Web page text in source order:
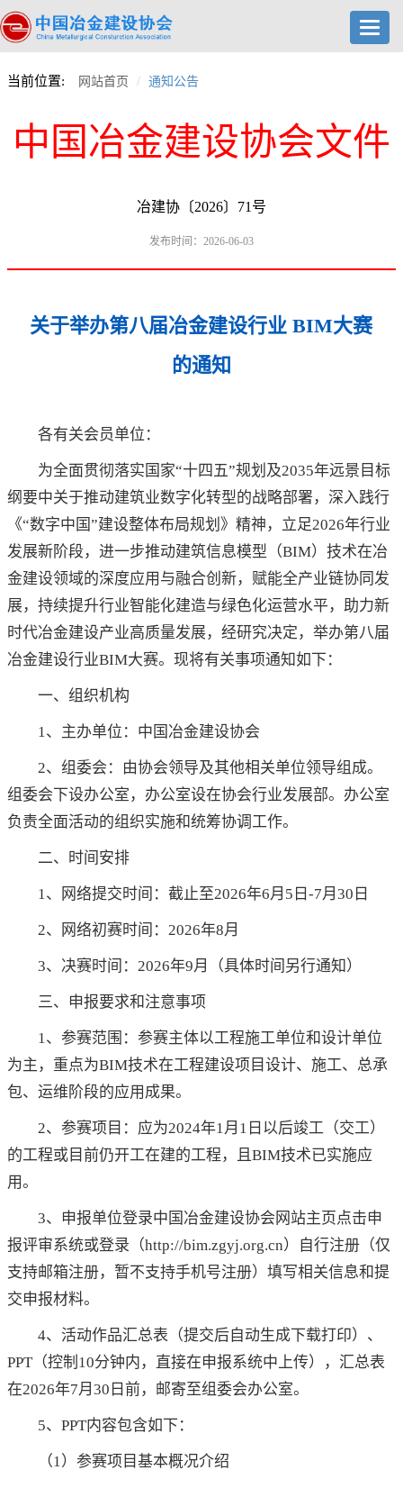
当前位置: 网站首页 通知公告
中国冶金建设协会文件
冶建协〔2026〕71号
发布时间：2026-06-03
关于举办第八届冶金建设行业 BIM大赛
的通知
各有关会员单位：
为全面贯彻落实国家“十四五”规划及2035年远景目标
纲要中关于推动建筑业数字化转型的战略部署，深入践行
《“数字中国”建设整体布局规划》精神，立足2026年行业
发展新阶段，进一步推动建筑信息模型（BIM）技术在冶
金建设领域的深度应用与融合创新，赋能全产业链协同发
展，持续提升行业智能化建造与绿色化运营水平，助力新
时代冶金建设产业高质量发展，经研究决定，举办第八届
冶金建设行业BIM大赛。现将有关事项通知如下：
一、组织机构
1、主办单位：中国冶金建设协会
2、组委会：由协会领导及其他相关单位领导组成。
组委会下设办公室，办公室设在协会行业发展部。办公室
负责全面活动的组织实施和统筹协调工作。
二、时间安排
1、网络提交时间：截止至2026年6月5日-7月30日
2、网络初赛时间：2026年8月
3、决赛时间：2026年9月（具体时间另行通知）
三、申报要求和注意事项
1、参赛范围：参赛主体以工程施工单位和设计单位
为主，重点为BIM技术在工程建设项目设计、施工、总承
包、运维阶段的应用成果。
2、参赛项目：应为2024年1月1日以后竣工（交工）
的工程或目前仍开工在建的工程，且BIM技术已实施应
用。
3、申报单位登录中国冶金建设协会网站主页点击申
报评审系统或登录（http://bim.zgyj.org.cn）自行注册（仅
支持邮箱注册，暂不支持手机号注册）填写相关信息和提
交申报材料。
4、活动作品汇总表（提交后自动生成下载打印）、
PPT（控制10分钟内，直接在申报系统中上传），汇总表
在2026年7月30日前，邮寄至组委会办公室。
5、PPT内容包含如下：
（1）参赛项目基本概况介绍